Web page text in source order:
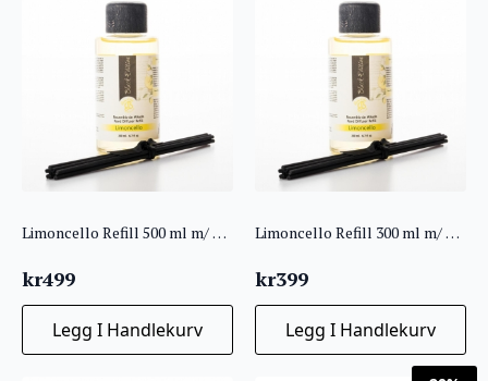
Limoncello Refill 500 ml m/ pinner
kr499
Legg I Handlekurv
Limoncello Refill 300 ml m/ pinner
kr399
Legg I Handlekurv